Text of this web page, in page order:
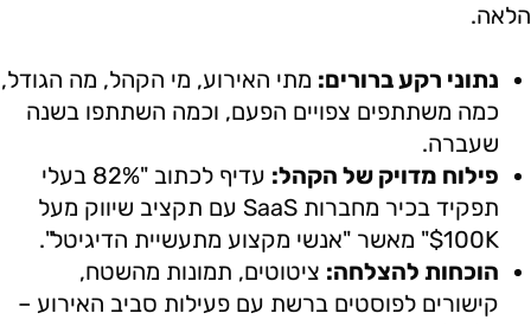
הלאה.
נתוני רקע ברורים: מתי האירוע, מי הקהל, מה הגודל,
כמה משתתפים צפויים הפעם, וכמה השתתפו בשנה
שעברה.
פילוח מדויק של הקהל:
עדיף לכתוב "82% בעלי
תפקיד בכיר מחברות SaaS עם תקציב שיווק מעל
$100K" מאשר "אנשי מקצוע מתעשיית הדיגיטל".
הוכחות להצלחה: ציטוטים, תמונות מהשטח,
קישורים לפוסטים ברשת עם פעילות סביב האירוע –